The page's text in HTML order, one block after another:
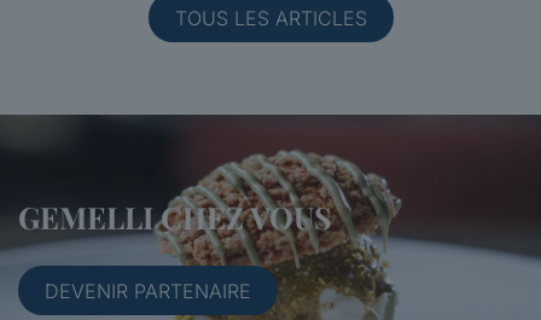
TOUS LES ARTICLES
GEMELLI CHEZ VOUS
DEVENIR PARTENAIRE